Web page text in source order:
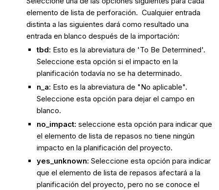
elemento de lista de perforación. Cualquier entrada
distinta a las siguientes dará como resultado una
entrada en blanco después de la importación:
tbd: Esto es la abreviatura de 'To Be Determined'.
Seleccione esta opción si el impacto en la
planificación todavía no se ha determinado.
n_a: Esto es la abreviatura de "No aplicable".
Seleccione esta opción para dejar el campo en
blanco.
no_impact: seleccione esta opción para indicar que
el elemento de lista de repasos no tiene ningún
impacto en la planificación del proyecto.
yes_unknown: Seleccione esta opción para indicar
que el elemento de lista de repasos afectará a la
planificación del proyecto, pero no se conoce el